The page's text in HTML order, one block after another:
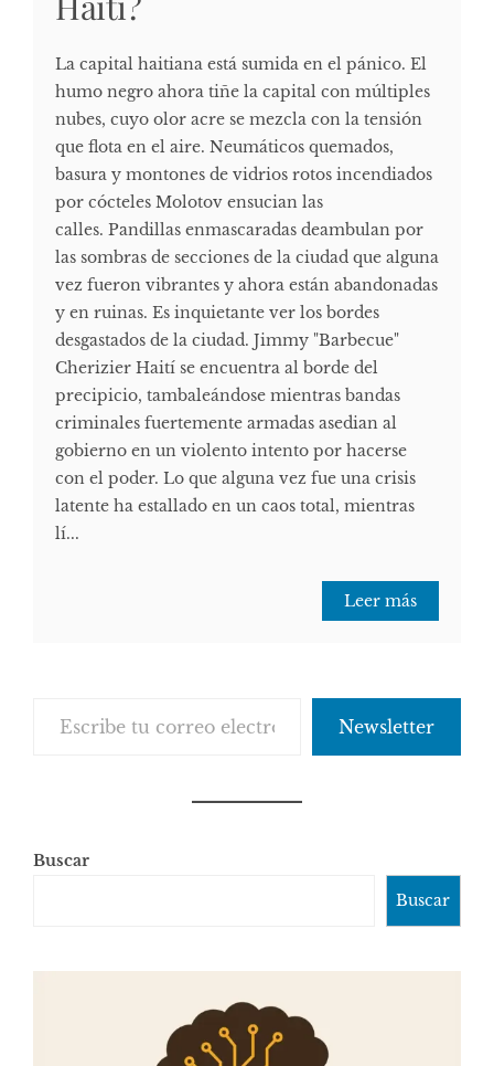
La capital haitiana está sumida en el pánico. El
humo negro ahora tiñe la capital con múltiples
nubes, cuyo olor acre se mezcla con la tensión
que flota en el aire. Neumáticos quemados,
basura y montones de vidrios rotos incendiados
por cócteles Molotov ensucian las
calles. Pandillas enmascaradas deambulan por
las sombras de secciones de la ciudad que alguna
vez fueron vibrantes y ahora están abandonadas
y en ruinas. Es inquietante ver los bordes
desgastados de la ciudad. Jimmy "Barbecue"
Cherizier Haití se encuentra al borde del
precipicio, tambaleándose mientras bandas
criminales fuertemente armadas asedian al
gobierno en un violento intento por hacerse
con el poder. Lo que alguna vez fue una crisis
latente ha estallado en un caos total, mientras
lí...
Leer más
Newsletter
Buscar
Buscar